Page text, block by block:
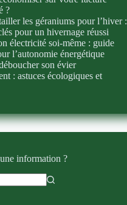
?
les géraniums pour l’hiver :
pour un hivernage réussi
électricité soi-même : guide
l’autonomie énergétique
son évier
: astuces écologiques et
information ?